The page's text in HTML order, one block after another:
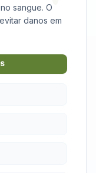
sangue. O
danos em